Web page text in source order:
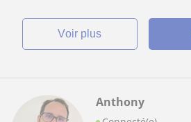
voir plus
Anthony